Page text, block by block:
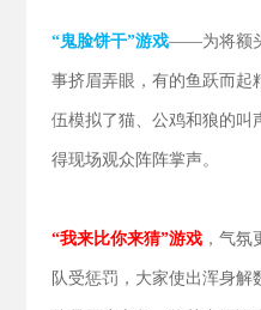
“鬼脸饼干”游戏——为将额
事挤眉弄眼，有的鱼跃而
伍模拟了猫、公鸡和狼的叫
得现场观众阵阵掌声。
“我来比你来猜”游戏，气氛
队受惩罚，大家使出浑身解